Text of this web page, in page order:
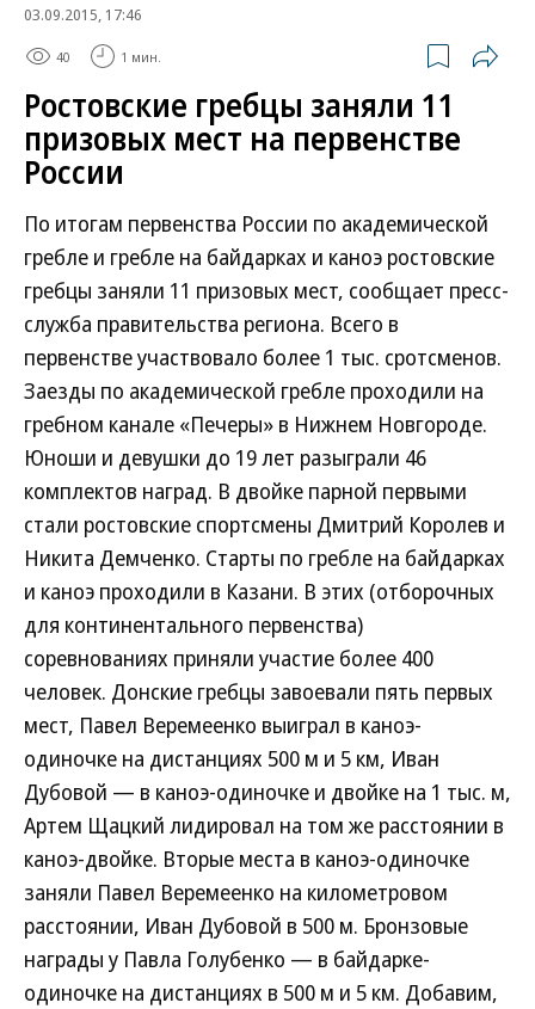
03.09.2015, 17:46
40 1 мин.
Ростовские гребцы заняли 11
призовых мест на первенстве
России
По итогам первенства России по академической
гребле и гребле на байдарках и каноэ ростовские
гребцы заняли 11 призовых мест, сообщает пресс-
служба правительства региона. Всего в
первенстве участвовало более 1 тыс. сротсменов.
Заезды по академической гребле проходили на
гребном канале «Печеры» в Нижнем Новгороде.
Юноши и девушки до 19 лет разыграли 46
комплектов наград. В двойке парной первыми
стали ростовские спортсмены Дмитрий Королев и
Никита Демченко. Старты по гребле на байдарках
и каноэ проходили в Казани. В этих (отборочных
для континентального первенства)
соревнованиях приняли участие более 400
человек. Донские гребцы завоевали пять первых
мест, Павел Веремеенко выиграл в каноэ-
одиночке на дистанциях 500 м и 5 км, Иван
Дубовой — в каноэ-одиночке и двойке на 1 тыс. м,
Артем Щацкий лидировал на том же расстоянии в
каноэ-двойке. Вторые места в каноэ-одиночке
заняли Павел Веремеенко на километровом
расстоянии, Иван Дубовой в 500 м. Бронзовые
награды у Павла Голубенко — в байдарке-
одиночке на дистанциях в 500 м и 5 км. Добавим,